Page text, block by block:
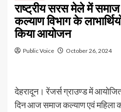
राष्ट्रीय सरस मेले में
कल्याण विभाग के
किया आयोजन
Public Voice October 26, 2024
देहरादून। रेंजर्स ग्राउण्ड में
दिन आज समाज कल्याण एवं महिला